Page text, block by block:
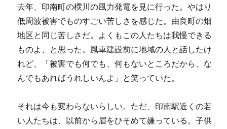
去年、印南町の樮川の風力発電を見に行った。やはり
低周波被害でものすごい苦しさを感じた。由良町の畑
地区と同じ苦しさだ。よくもこの人たちは我慢できる
ものよ、と思った。風車建設前に地域の人と話したけ
れど、「被害でも何でも、何もないところだから、な
んでもあればうれしいんよ」と笑っていた。
それは今も変わらないらしい。ただ、印南駅近くの若
い人たちは、以前から眉をひそめて嫌っている。子供